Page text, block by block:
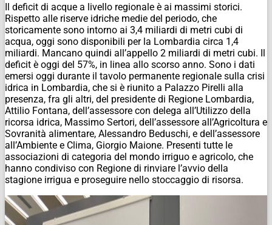
Il deficit di acque a livello regionale è ai massimi storici.
Rispetto alle riserve idriche medie del periodo, che
storicamente sono intorno ai 3,4 miliardi di metri cubi di
acqua, oggi sono disponibili per la Lombardia circa 1,4
miliardi. Mancano quindi all’appello 2 miliardi di metri cubi. Il
deficit è oggi del 57%, in linea allo scorso anno. Sono i dati
emersi oggi durante il tavolo permanente regionale sulla crisi
idrica in Lombardia, che si è riunito a Palazzo Pirelli alla
presenza, fra gli altri, del presidente di Regione Lombardia,
Attilio Fontana, dell’assessore con delega all’Utilizzo della
ricorsa idrica, Massimo Sertori, dell’assessore all’Agricoltura e
Sovranità alimentare, Alessandro Beduschi, e dell’assessore
all’Ambiente e Clima, Giorgio Maione. Presenti tutte le
associazioni di categoria del mondo irriguo e agricolo, che
hanno condiviso con Regione di rinviare l’avvio della
stagione irrigua e proseguire nello stoccaggio di risorsa.